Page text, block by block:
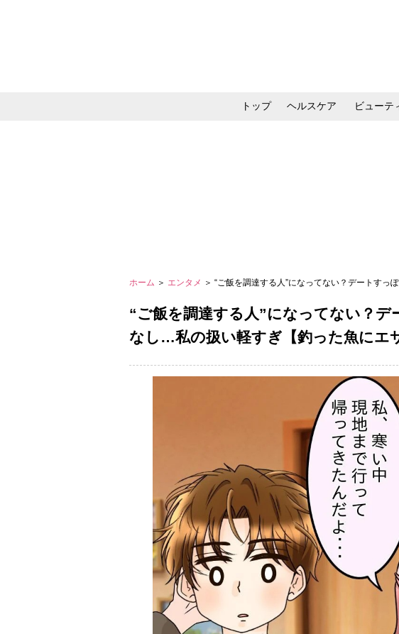
トップ ヘルスケア ビューテ
ホーム ＞ エンタメ ＞ “ご飯を調達する人”になってない？デートす
“ご飯を調達する人”になってない？
なし…私の扱い軽すぎ【釣った魚にエ